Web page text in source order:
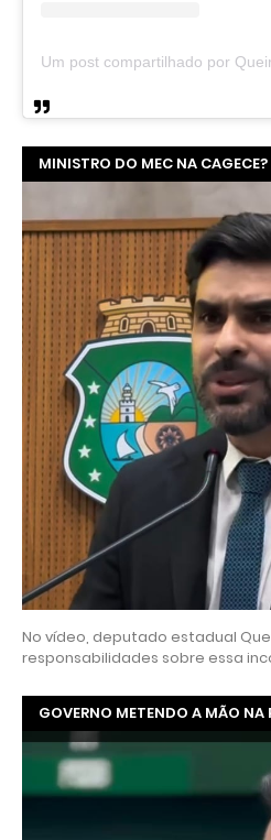
Um post compartilhado por
MINISTRO DO MEC NA CAGECE?
No vídeo, deputado estadual
responsabilidades sobre essa
GOVERNO METENDO A MÃO NA